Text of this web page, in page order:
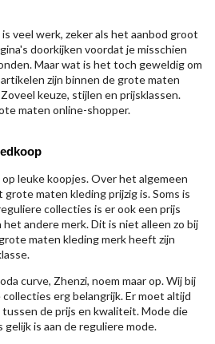
veel werk, zeker als het aanbod groot
doorkijken voordat je misschien
Maar wat is het toch geweldig om
zijn binnen de grote maten
keuze, stijlen en prijsklassen.
maten online-shopper.
leuke koopjes. Over het algemeen
maten kleding prijzig is. Soms is
collecties is er ook een prijs
andere merk. Dit is niet alleen zo bij
maten kleding merk heeft zijn
curve, Zhenzi, noem maar op. Wij bij
erg belangrijk. Er moet altijd
de prijs en kwaliteit. Mode die
is aan de reguliere mode.